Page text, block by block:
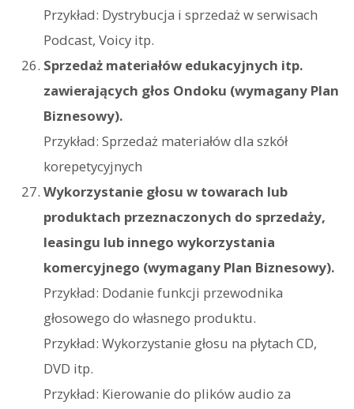
Przykład: Dystrybucja i sprzedaż w serwisach
Podcast, Voicy itp.
Sprzedaż materiałów edukacyjnych itp.
zawierających głos Ondoku (wymagany Plan
Biznesowy).
Przykład: Sprzedaż materiałów dla szkół
korepetycyjnych
Wykorzystanie głosu w towarach lub
produktach przeznaczonych do sprzedaży,
leasingu lub innego wykorzystania
komercyjnego (wymagany Plan Biznesowy).
Przykład: Dodanie funkcji przewodnika
głosowego do własnego produktu.
Przykład: Wykorzystanie głosu na płytach CD,
DVD itp.
Przykład: Kierowanie do plików audio za